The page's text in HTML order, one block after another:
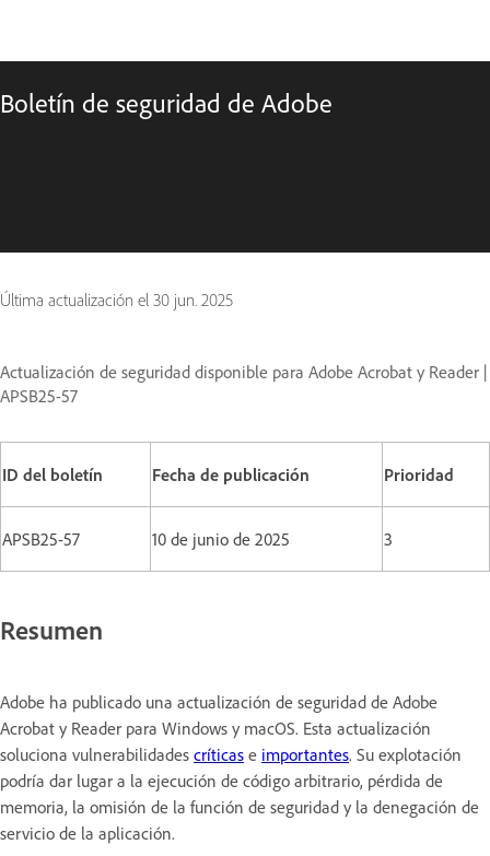
Boletín de seguridad de Adobe
Última actualización el 30 jun. 2025
Actualización de seguridad disponible para Adobe Acrobat y Reader |
APSB25-57
ID del boletín Fecha de publicación Prioridad
APSB25-57 10 de junio de 2025 3
Resumen
Adobe ha publicado una actualización de seguridad de Adobe
Acrobat y Reader para Windows y macOS. Esta actualización
soluciona vulnerabilidades críticas e importantes. Su explotación
podría dar lugar a la ejecución de código arbitrario, pérdida de
memoria, la omisión de la función de seguridad y la denegación de
servicio de la aplicación.